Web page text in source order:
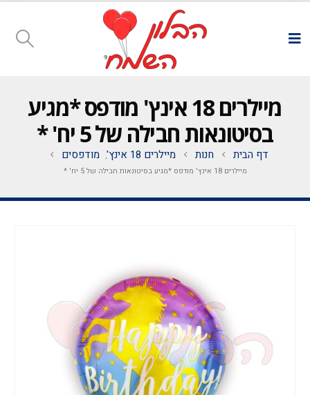
מיילרים 18 אינץ' מודפס *מגיע
בסיטונאות חבילה של 5 יח' *
דף הבית חנות מיילרים 18 אינץ' , מודפסים
מיילרים 18 אינץ' מודפס *מגיע בסיטונאות חבילה של 5 יח' *